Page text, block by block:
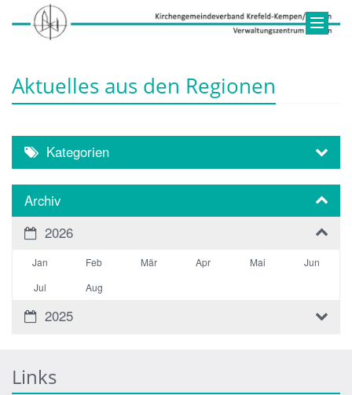
Aktuelles aus den Regionen
Kategorien
Archiv
2026
Jan Feb Mär Apr Mai
Jun
Jul
Aug
2025
Links